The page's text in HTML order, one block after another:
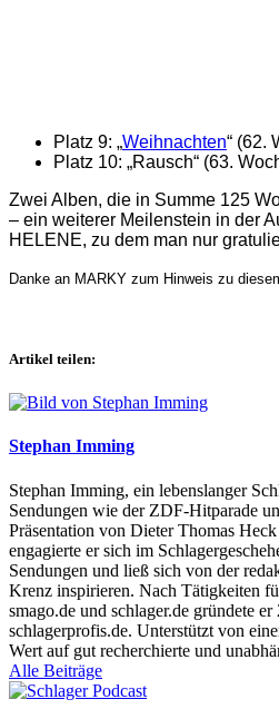
Platz 9: „Weihnachten“ (62.
Platz 10: „Rausch“ (63.
Zwei Alben, die in Summe 125
– ein weiterer Meilenstein in der
HELENE, zu dem man nur
Danke an MARKY zum Hinweis zu
Artikel teilen:
Stephan Imming
Stephan Imming, ein lebenslanger
Sendungen wie der ZDF-Hitparade
Präsentation von Dieter Thomas
engagierte er sich im
Sendungen und ließ sich von der
Krenz inspirieren. Nach Tätigkeiten
smago.de und schlager.de gründete
schlagerprofis.de. Unterstützt von
Wert auf gut recherchierte und
Alle Beiträge